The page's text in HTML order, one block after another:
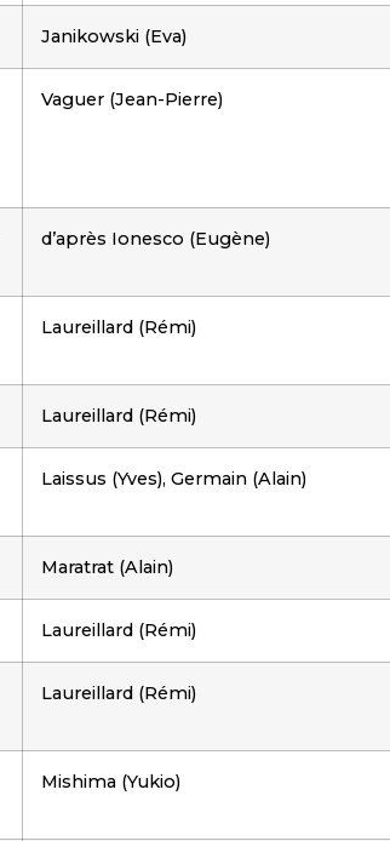
Janikowski (Eva)
Vaguer (Jean-Pierre)
d’après Ionesco (Eugène)
Laureillard (Rémi)
Laureillard (Rémi)
Laissus (Yves), Germain (Alain)
Maratrat (Alain)
Laureillard (Rémi)
Laureillard (Rémi)
Mishima (Yukio)